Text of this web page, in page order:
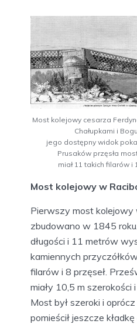
Most kolejowy cesarza
Chałupkami i
jego dostępny widok
Prusaków przęsła
miał 11 takich filarów i
Most kolejowy w
Pierwszy most kolejowy
zbudowano w 1845
długości i 11 metrów
kamiennych
filarów i 8 przęseł.
miały 10,5 m szerokości
Most był szeroki i
pomieścił jeszcze